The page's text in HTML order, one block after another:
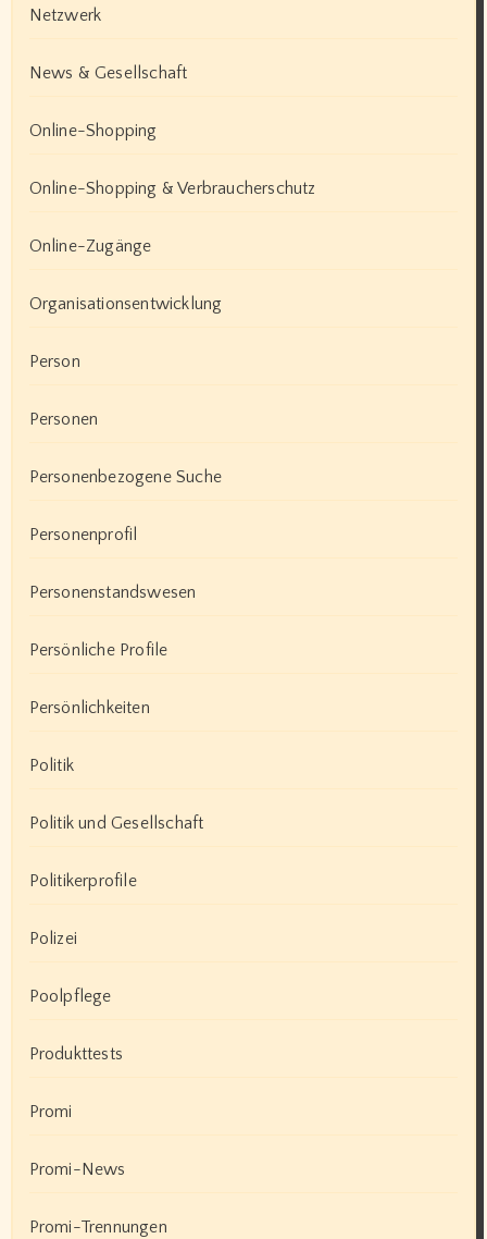
Netzwerk
News & Gesellschaft
Online-Shopping
Online-Shopping & Verbraucherschutz
Online-Zugänge
Organisationsentwicklung
Person
Personen
Personenbezogene Suche
Personenprofil
Personenstandswesen
Persönliche Profile
Persönlichkeiten
Politik
Politik und Gesellschaft
Politikerprofile
Polizei
Poolpflege
Produkttests
Promi
Promi-News
Promi-Trennungen